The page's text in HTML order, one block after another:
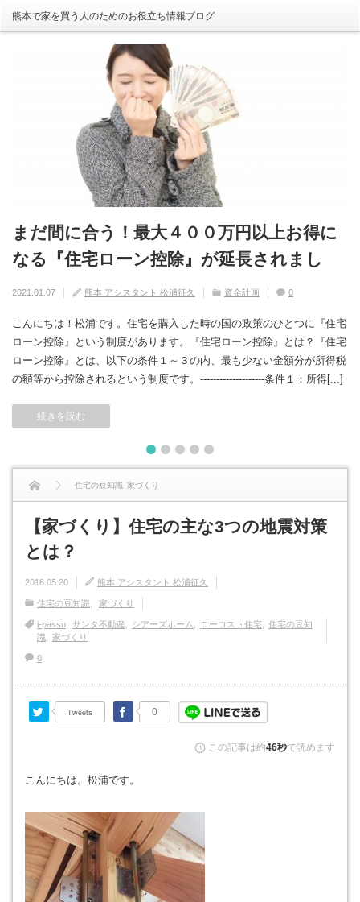
熊本で家を買う人のためのお役立ち情報ブログ
まだ間に合う！最大４００万円以上お得に
なる『住宅ローン控除』が延長されまし
た！
2021.01.07 熊本 アシスタント 松浦征久 資金計画 0
こんにちは！松浦です。住宅を購入した時の国の政策のひとつに『住宅
ローン控除』という制度があります。『住宅ローン控除』とは？『住宅
ローン控除』とは、以下の条件１～３の内、最も少ない金額分が所得税
の額等から控除されるという制度です。--------------------条件１：所得[...]
続きを読む
自分の家がいわゆる『欠陥住宅』ならない
ように気を付けるためには？
2020.09.17 熊本 アシスタント 松浦征久 住宅の豆知識 家づくり
建売住宅と注文住宅の寿命は違う！？
2020.08.29 熊本 アシスタント 松浦征久 住宅の豆知識 家づくり
住宅の中でも熱中症にかかる！？原因や対
策は？
2020.08.27
熊本 アシスタント 松浦征久
【火災保険】万が一の災害や事故の時にど
こまで補償されるの？
2020.07.11 熊本 アシスタント 松浦征久 住宅の豆知識
家づくり
1 2 3 4
住宅の豆知識 家づくり
【家づくり】住宅の主な3つの地震対策とは？
【家づくり】住宅の主な3つの地震対策
とは？
2016.05.20 熊本 アシスタント 松浦征久
住宅の豆知識 家づくり
i-passo サンタ不動産 シアーズホーム ローコスト住宅
住宅の豆知
識
家づくり
0
Tweets
Twitter 0
Facebook
この記事は約46秒で読めます
こんにちは。松浦です。